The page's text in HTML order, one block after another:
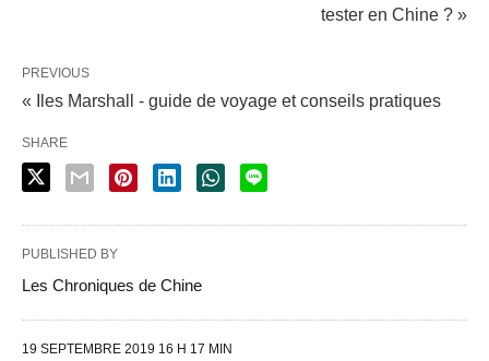
tester en Chine ? »
PREVIOUS
« Iles Marshall - guide de voyage et conseils pratiques
SHARE
PUBLISHED BY
Les Chroniques de Chine
19 SEPTEMBRE 2019 16 H 17 MIN